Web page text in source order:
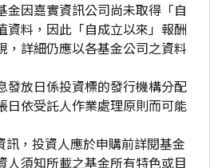
金因嘉實資訊公司尚未取得「自
資料，因此「自成立以來」報酬
，詳細仍應以各基金公司之資料
發放日係投資標的發行機構分配
日依受託人作業處理原則而可能
訊，投資人應於申購前詳閱基金
人須知所載之基金所有特色或目